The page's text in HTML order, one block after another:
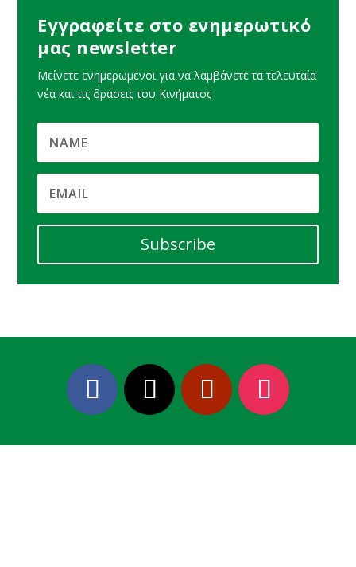
Εγγραφείτε στο ενημερωτικό
μας newsletter
Μείνετε ενημερωμένοι για να λαμβάνετε τα τελευταία
νέα και τις δράσεις του Κινήματος
Subscribe